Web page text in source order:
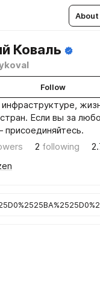
Коваль
Follow
Если вы за
2 following